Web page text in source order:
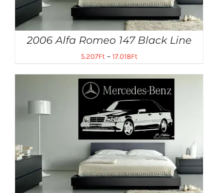
2006 Alfa Romeo 147 Black Line
5.207Ft– 17.018Ft